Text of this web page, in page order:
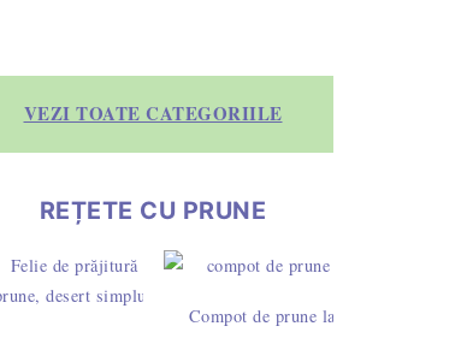
VEZI TOATE CATEGORIILE
REȚETE CU PRUNE
Compot de prune la borcan -